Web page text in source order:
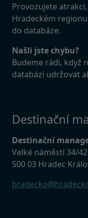
Provozujete
Hradeckém
do databáze.
Našli jste chybu?
Budeme rádi, když
databázi udržovat
Destinační
Destinační
Velké náměstí 34/42
500 03 Hradec